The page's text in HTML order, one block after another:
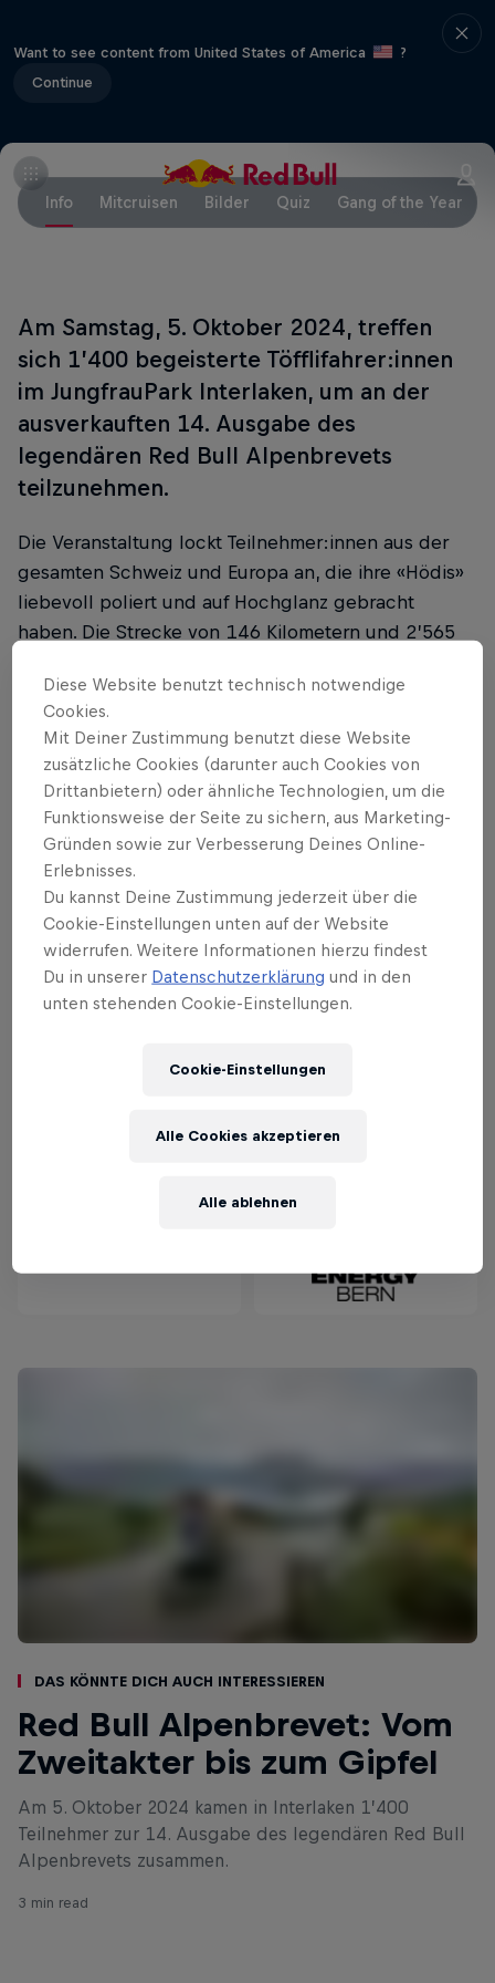
Want to see content from United States of America
?
Continue
Info Mitcruisen Bilder Quiz Gang of the Year
Am Samstag, 5. Oktober 2024, treffen
sich 1’400 begeisterte Töfflifahrer:innen
im JungfrauPark Interlaken, um an der
ausverkauften 14. Ausgabe des
legendären Red Bull Alpenbrevets
teilzunehmen.
Die Veranstaltung lockt Teilnehmer:innen aus der
gesamten Schweiz und Europa an, die ihre «Hödis»
liebevoll poliert und auf Hochglanz gebracht
haben. Die Strecke von 146 Kilometern und 2’565
auf die weltbekannte Berglandschaft des Berner
Oberlands.
Hierfindest du die Zusammenfassung und Bilder
der Veranstaltung.
Partner
Das könnte dich auch interessieren
Red Bull Alpenbrevet: Vom
Zweitakter bis zum Gipfel
Am 5. Oktober 2024 kamen in Interlaken 1’400
Teilnehmer zur 14. Ausgabe des legendären Red Bull
Alpenbrevets zusammen.
3 min read
Diese Website benutzt technisch notwendige
Cookies.
Mit Deiner Zustimmung benutzt diese Website
zusätzliche Cookies (darunter auch Cookies von
Drittanbietern) oder ähnliche Technologien, um die
Funktionsweise der Seite zu sichern, aus Marketing-
Gründen sowie zur Verbesserung Deines Online-
Erlebnisses.
Du kannst Deine Zustimmung jederzeit über die
Cookie-Einstellungen unten auf der Website
widerrufen. Weitere Informationen hierzu findest
Du in unserer Datenschutzerklärung und in den
unten stehenden Cookie-Einstellungen.
Cookie-Einstellungen
Alle ablehnen
Alle Cookies akzeptieren